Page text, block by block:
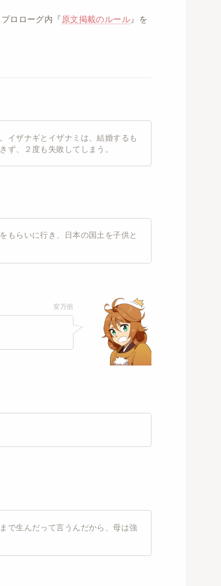
ロローグ内『 原文掲載のルール 』を
イザナギとイザナミは、結婚するも
ず、２度も失敗してしまう。
もらいに行き、日本の国土を子供と
安万侶
で生んだって言うんだから、母は強